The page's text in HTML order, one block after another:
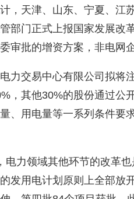
，天津、山东、宁夏、江
部门正式上报国家发展改
审批的增资方案，非电网
力交易中心有限公司拟将
，其他30%的股份通过公
、用电量等一系列条件要
电力领域其他环节的改革
发用电计划原则上全部放